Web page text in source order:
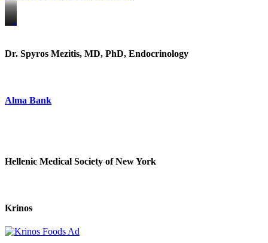
https://www.unitedbrothersfruitmarkets.com/
https://www.unitedbrothersfruitmarkets.com/
Dr. Spyros Mezitis, MD, PhD, Endocrinology
Alma Bank
Hellenic Medical Society of New York
Krinos